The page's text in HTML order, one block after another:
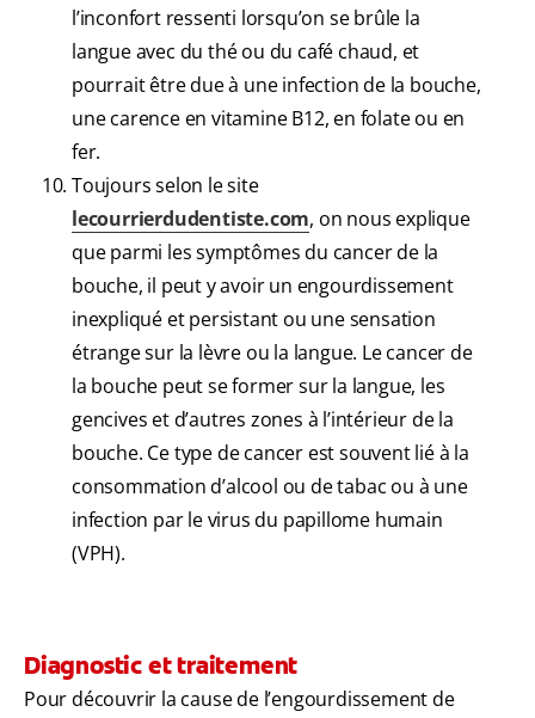
l’inconfort ressenti lorsqu’on se brûle la
langue avec du thé ou du café chaud, et
pourrait être due à une infection de la bouche,
une carence en vitamine B12, en folate ou en
fer.
Toujours selon le site
lecourrierdudentiste.com, on nous explique
que parmi les symptômes du cancer de la
bouche, il peut y avoir un engourdissement
inexpliqué et persistant ou une sensation
étrange sur la lèvre ou la langue. Le cancer de
la bouche peut se former sur la langue, les
gencives et d’autres zones à l’intérieur de la
bouche. Ce type de cancer est souvent lié à la
consommation d’alcool ou de tabac ou à une
infection par le virus du papillome humain
(VPH).
Diagnostic et traitement
Pour découvrir la cause de l’engourdissement de